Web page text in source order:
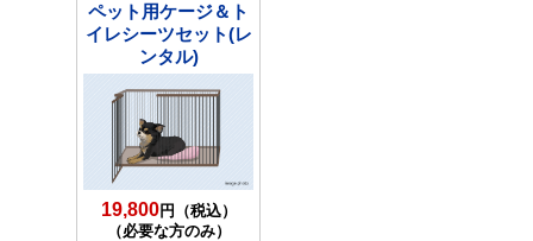
ペット用ケージ＆ト
イレシーツセット(レ
ンタル)
19,800円（税込）
（必要な方のみ）